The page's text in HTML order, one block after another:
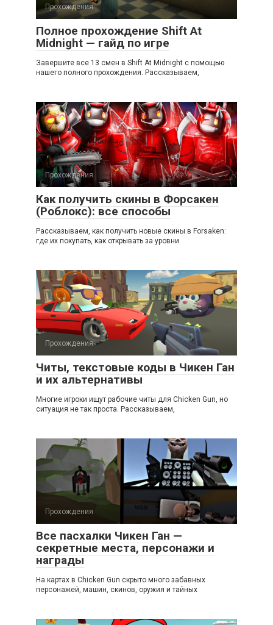
Прохождения
Полное прохождение Shift At
Midnight — гайд по игре
Завершите все 13 смен в Shift At Midnight с помощью
нашего полного прохождения. Рассказываем,
Прохождения
Как получить скины в Форсакен
(Роблокс): все способы
Рассказываем, как получить новые скины в Forsaken:
где их покупать, как открывать за уровни
Прохождения
Читы, текстовые коды в Чикен Ган
и их альтернативы
Многие игроки ищут рабочие читы для Chicken Gun, но
ситуация не так проста. Рассказываем,
Прохождения
Все пасхалки Чикен Ган —
секретные места, персонажи и
награды
На картах в Chicken Gun скрыто много забавных
персонажей, машин, скинов, оружия и тайных